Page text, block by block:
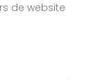
de website